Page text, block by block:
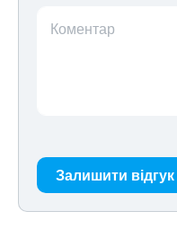
Коментар
Залишити відгук